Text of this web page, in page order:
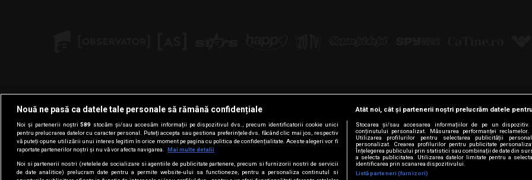
Urmărește-ne pe:
FacebookLinkedInYouTubeInstagramPinterestTiktok
© Intact Media Group
Nouă ne pasă ca datele tale personale să rămână confidențiale
Noi și partenerii noștri589 stocăm și/sau accesăm informații pe dispozitivul dvs., precum identificatorii cookie unici
pentru prelucrarea datelor cu caracter personal. Puteți accepta sau gestiona preferințele dvs. făcând clic mai jos, respectiv
vă puteți opune utilizării unui interes legitim în orice moment pe pagina cu politica de confidențialitate. Aceste alegeri vor fi
raportate partenerilor noștri și nu vă vor afecta navigarea.
Mai multe detalii
Noi si partenerii nostri (retelele de socializare si agentiile de publicitate partenere, precum si furnizorii nostri de servicii
de date analitice) prelucram date pentru a permite website-ului sa functioneze, pentru a personaliza continutul si
Atât noi, cât și partenerii noștri prelucrăm datele
Stocarea și/sau accesarea informațiilor de pe un
conținutului personalizat. Măsurarea performanței
Utilizarea profilurilor pentru selectarea publicității
personalizat. Crearea profilurilor pentru publicitate
Înțelegerea publicului prin statistici sau combinații de date din
a selecta publicitatea. Utilizarea datelor limitate pentru a
identificarea prin scanarea dispozitivului.
Listă parteneri (furnizori)